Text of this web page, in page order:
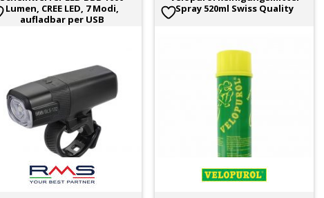
Lumen, CREE LED, 7 Modi,
aufladbar per USB
Spray 520ml Swiss Quality